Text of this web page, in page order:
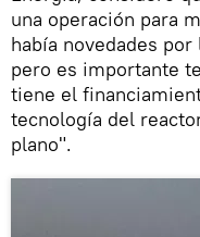
una operación para
había novedades
pero es importante
tiene el
tecnología del
plano".